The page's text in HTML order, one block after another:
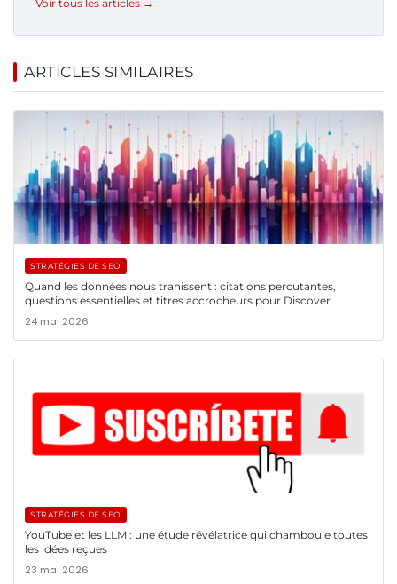
Voir tous les articles →
ARTICLES SIMILAIRES
STRATÉGIES DE SEO
Quand les données nous trahissent : citations percutantes,
questions essentielles et titres accrocheurs pour Discover
24 mai 2026
STRATÉGIES DE SEO
YouTube et les LLM : une étude révélatrice qui chamboule toutes
les idées reçues
23 mai 2026